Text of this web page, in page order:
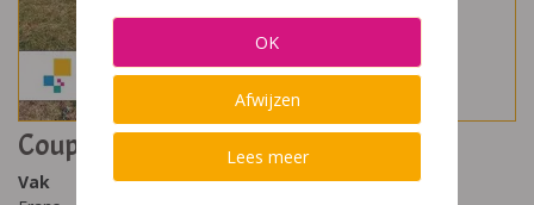
Coup de Pouce 5 (2016)
Vak
OK
Afwijzen
Lees meer